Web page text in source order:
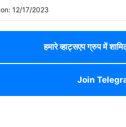
12/17/2023
हमारे व्हाट्सएप ग्रुप में
Join